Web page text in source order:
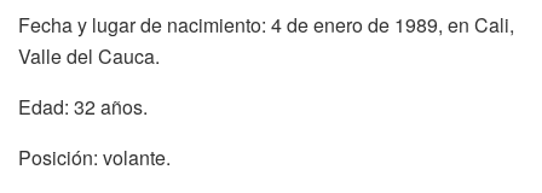
Fecha y lugar de nacimiento: 4 de enero de 1989, en Cali,
Valle del Cauca.
Edad: 32 años.
Posición: volante.